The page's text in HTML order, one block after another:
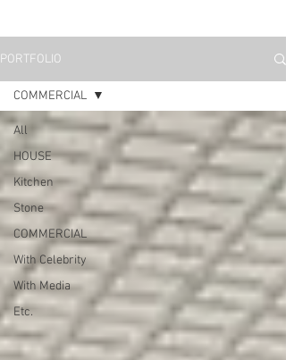
PORTFOLIO
All
HOUSE
Kitchen
Stone
COMMERCIAL
With Celebrity
With Media
Etc.
COMMERCIAL